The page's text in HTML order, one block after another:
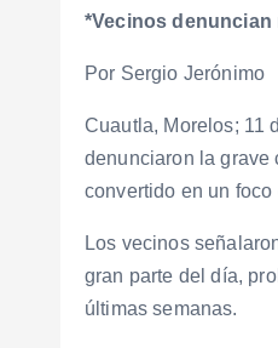
*Vecinos
Por Sergio Jerónimo
Cuautla, Morelos; 11
denunciaron la
convertido en un
Los vecinos
gran parte del día,
últimas semanas.